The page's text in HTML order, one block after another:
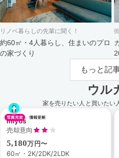
リノベ暮らしの先輩に聞く！
約60㎡・4人暮らし、住まいのプロ
の家づくり
もっと記
ウル
家を売りたい人と買いたい
miyos
売却意向
5,180万円〜
60㎡・2K/2DK/2LDK